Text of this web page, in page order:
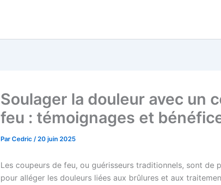
Soulager la douleur avec un
feu : témoignages et
ParCedric / 20 juin 2025
Les coupeurs de feu, ou guérisseurs traditionnels, sont de
pour alléger les douleurs liées aux brûlures et aux